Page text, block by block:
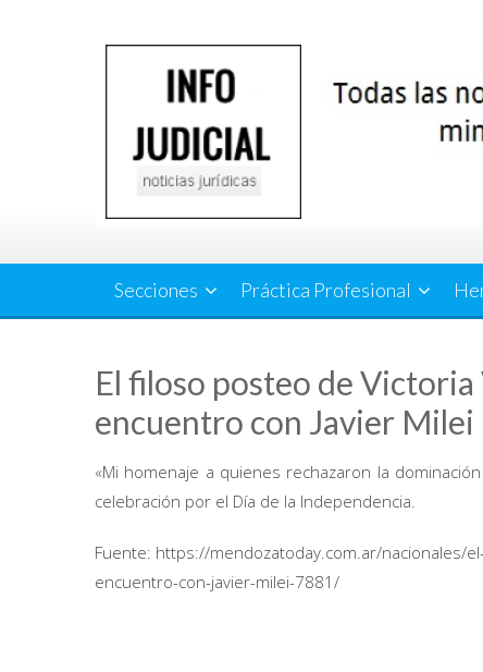
Secciones Práctica Profesional
El filoso posteo de
encuentro con Javier Milei
«Mi homenaje a quienes rechazaron la
celebración por el Día de la Independencia.
Fuente: https://mendozatoday.com.ar/nacionales/
encuentro-con-javier-milei-7881/